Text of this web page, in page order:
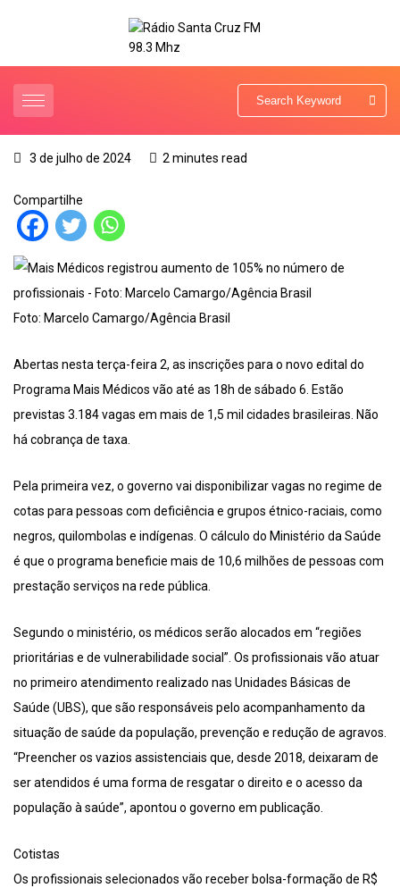
3 de julho de 2024 2 minutes read
Compartilhe
Foto: Marcelo Camargo/Agência Brasil
Abertas nesta terça-feira 2, as inscrições para o novo edital do
Programa Mais Médicos vão até as 18h de sábado 6. Estão
previstas 3.184 vagas em mais de 1,5 mil cidades brasileiras. Não
há cobrança de taxa.
Pela primeira vez, o governo vai disponibilizar vagas no regime de
cotas para pessoas com deficiência e grupos étnico-raciais, como
negros, quilombolas e indígenas. O cálculo do Ministério da Saúde
é que o programa beneficie mais de 10,6 milhões de pessoas com
prestação serviços na rede pública.
Segundo o ministério, os médicos serão alocados em “regiões
prioritárias e de vulnerabilidade social”. Os profissionais vão atuar
no primeiro atendimento realizado nas Unidades Básicas de
Saúde (UBS), que são responsáveis pelo acompanhamento da
situação de saúde da população, prevenção e redução de agravos.
“Preencher os vazios assistenciais que, desde 2018, deixaram de
ser atendidos é uma forma de resgatar o direito e o acesso da
população à saúde”, apontou o governo em publicação.
Cotistas
Os profissionais selecionados vão receber bolsa-formação de R$